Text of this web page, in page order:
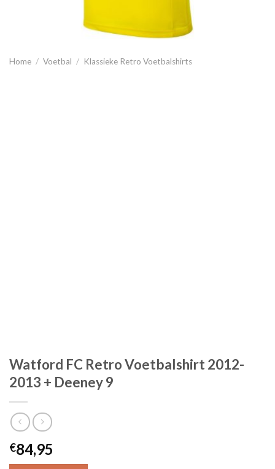
Home / Voetbal / Klassieke Retro Voetbalshirts
Watford FC Retro Voetbalshirt 2012-
2013 + Deeney 9
€84,95